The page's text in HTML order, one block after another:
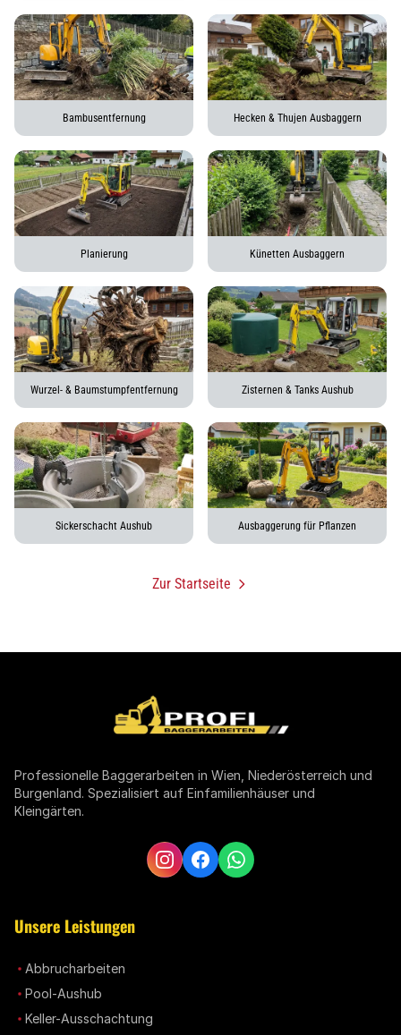
Bambusentfernung Hecken & Thujen Ausbaggern
Planierung Künetten Ausbaggern
Wurzel- & Baumstumpfentfernung Zisternen & Tanks Aushub
Sickerschacht Aushub Ausbaggerung für Pflanzen
Zur Startseite
Professionelle Baggerarbeiten in Wien, Niederösterreich und
Burgenland. Spezialisiert auf Einfamilienhäuser und
Kleingärten.
Unsere Leistungen
Abbrucharbeiten
Pool-Aushub
Keller-Ausschachtung